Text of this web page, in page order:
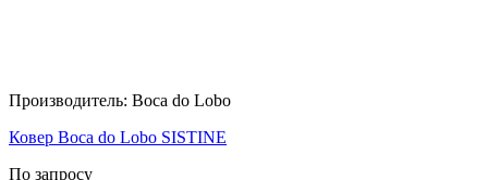
Производитель: Boca do Lobo
Ковер Boca do Lobo SISTINE
По запросу